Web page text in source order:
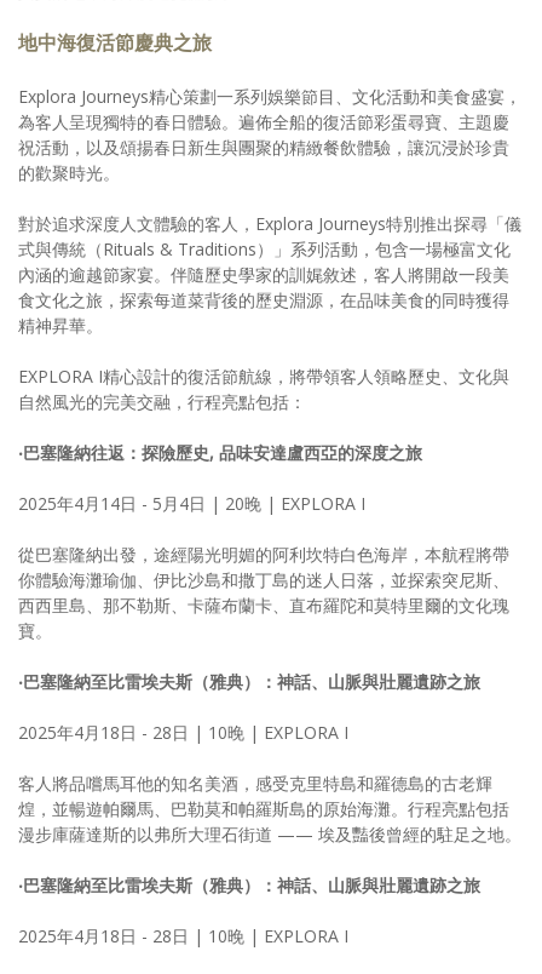
地中海復活節慶典之旅
Explora Journeys精心策劃一系列娛樂節目、文化活動和美食盛宴，
為客人呈現獨特的春日體驗。遍佈全船的復活節彩蛋尋寶、主題慶
祝活動，以及頌揚春日新生與團聚的精緻餐飲體驗，讓沉浸於珍貴
的歡聚時光。
對於追求深度人文體驗的客人，Explora Journeys特別推出探尋「儀
式與傳統（Rituals & Traditions）」系列活動，包含一場極富文化
內涵的逾越節家宴。伴隨歷史學家的訓娓敘述，客人將開啟一段美
食文化之旅，探索每道菜背後的歷史淵源，在品味美食的同時獲得
精神昇華。
EXPLORA I精心設計的復活節航線，將帶領客人領略歷史、文化與
自然風光的完美交融，行程亮點包括：
‧巴塞隆納往返：探險歷史, 品味安達盧西亞的深度之旅
2025年4月14日 - 5月4日 | 20晚 | EXPLORA I
從巴塞隆納出發，途經陽光明媚的阿利坎特白色海岸，本航程將帶
你體驗海灘瑜伽、伊比沙島和撒丁島的迷人日落，並探索突尼斯、
西西里島、那不勒斯、卡薩布蘭卡、直布羅陀和莫特里爾的文化瑰
寶。
‧巴塞隆納至比雷埃夫斯（雅典）：神話、山脈與壯麗遺跡之旅
2025年4月18日 - 28日 | 10晚 | EXPLORA I
客人將品嚐馬耳他的知名美酒，感受克里特島和羅德島的古老輝
煌，並暢遊帕爾馬、巴勒莫和帕羅斯島的原始海灘。行程亮點包括
漫步庫薩達斯的以弗所大理石街道 —— 埃及豔後曾經的駐足之地。
‧巴塞隆納至比雷埃夫斯（雅典）：神話、山脈與壯麗遺跡之旅
2025年4月18日 - 28日 | 10晚 | EXPLORA I